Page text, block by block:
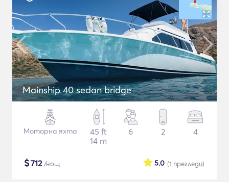
Mainship 40 sedan bridge
Моторна яхта
45 ft
14 m
6 2 4
$712/нощ (1 прегледи)
5.0